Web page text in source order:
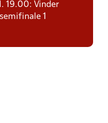
19.00: Vinder
1